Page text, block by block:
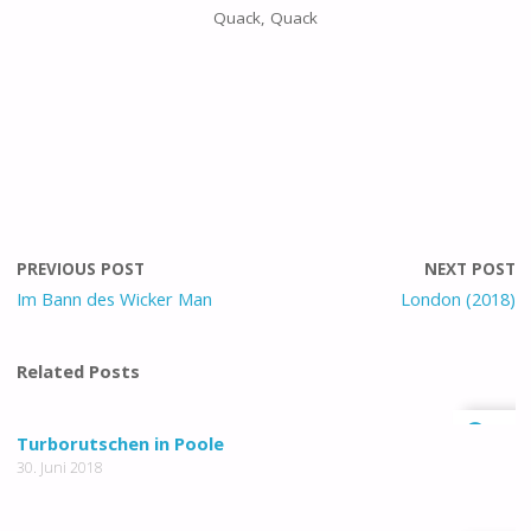
Quack, Quack
PREVIOUS POST
Im Bann des Wicker Man
NEXT POST
London (2018)
Related Posts
Turborutschen in Poole
30. Juni 2018